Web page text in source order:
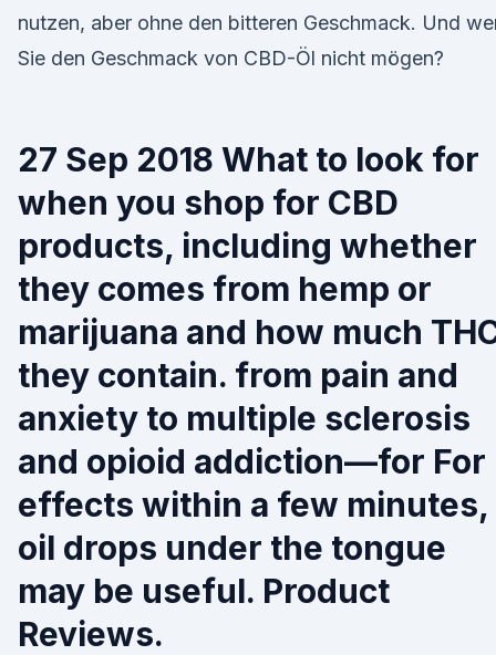
nutzen, aber ohne den bitteren Geschmack. Und
Sie den Geschmack von CBD-Öl nicht mögen?
27 Sep 2018 What to look for
when you shop for CBD
products, including whether
they comes from hemp or
marijuana and how much
they contain. from pain and
anxiety to multiple sclerosis
and opioid addiction—for For
effects within a few minutes,
oil drops under the tongue
may be useful. Product
Reviews.